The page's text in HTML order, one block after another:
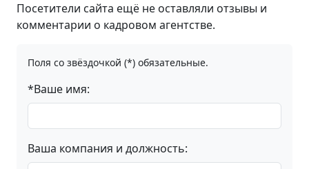
Посетители сайта ещё не оставляли отзывы и
комментарии о кадровом агентстве.
Поля со звёздочкой (*) обязательные.
*Ваше имя:
Ваша компания и должность: